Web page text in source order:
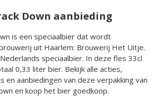
Down aanbieding
is een speciaalbier dat wordt
uit Haarlem: Brouwerij Het Uitje.
speciaalbier. In deze fles 33cl
0,33 liter bier. Bekijk alle acties,
en aanbiedingen van deze verpakking van
en koop het bier goedkoop.